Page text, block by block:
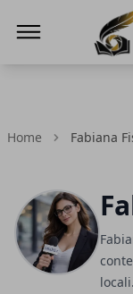
Home Fabiana